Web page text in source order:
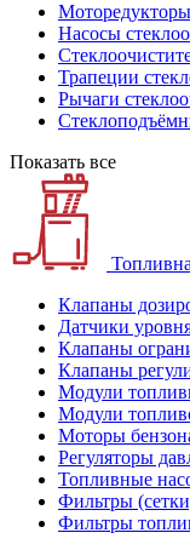
Моторедукторы
Насосы
Трапеции
Рычаги
Показать все
Клапаны
Датчики
Клапаны
Клапаны
Модули
Модули
Моторы
Регуляторы
Топливные
Фильтры
Фильтры